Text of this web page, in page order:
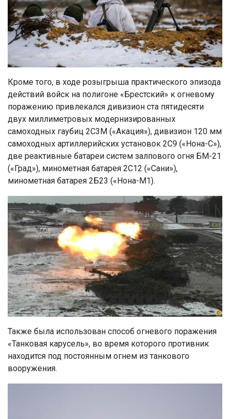
Кроме того, в ходе розыгрыша практического эпизода
действий войск на полигоне «Брестский» к огневому
поражению привлекался дивизион ста пятидесяти
двух миллиметровых модернизированных
самоходных гаубиц 2С3М («Акация»), дивизион 120 мм
самоходных артиллерийских установок 2С9 («Нона-С»),
две реактивные батареи систем залпового огня БМ-21
(«Град»), минометная батарея 2С12 («Сани»),
минометная батарея 2Б23 («Нона-М1).
Также была использован способ огневого поражения
«Танковая карусель», во время которого противник
находится под постоянным огнем из танкового
вооружения.